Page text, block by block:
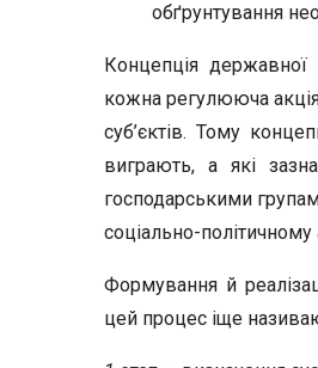
обґрунтування
Концепція державної
кожна регулююча
суб’єктів. Тому
виграють, а які
господарськими
соціально-
Формування й
цей процес іще